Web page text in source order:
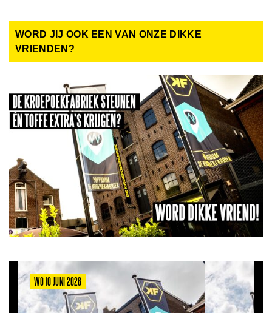
WORD JIJ OOK EEN VAN ONZE DIKKE
VRIENDEN?
WO 10 JUNI 2026